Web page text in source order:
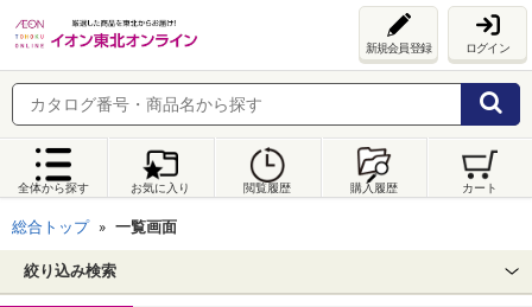
新規会員登録 ログイン
全体から探す お気に入り 閲覧履歴 購入履歴 カート
総合トップ 一覧画面
絞り込み検索